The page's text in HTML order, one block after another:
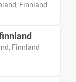
Finnland
Finnland